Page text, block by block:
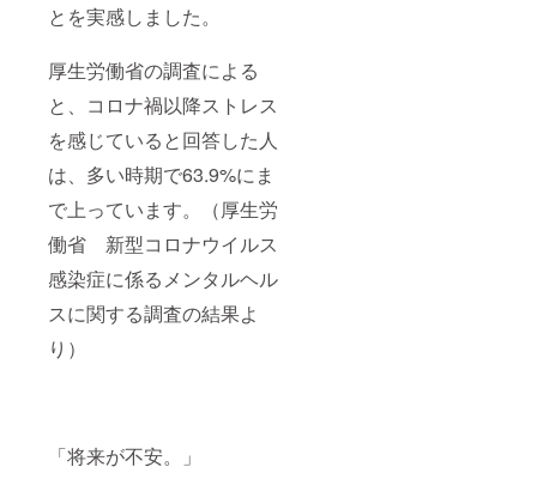
とを実感しました。
厚生労働省の調査による
と、コロナ禍以降ストレス
を感じていると回答した人
は、多い時期で63.9%にま
で上っています。（厚生労
働省 新型コロナウイルス
感染症に係るメンタルヘル
スに関する調査の結果よ
り）
「将来が不安。」